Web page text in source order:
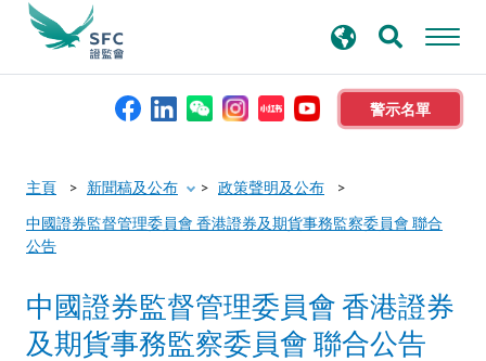
警示名單
本會簡介
監管職能
規則及標準
尋
主頁 新聞稿及公布
政策聲明及公布
中國證券監督管理委員會 香港證券及期貨事務監察委員會 聯合
公告
中國證券監督管理委員會 香港證券
及期貨事務監察委員會 聯合公告